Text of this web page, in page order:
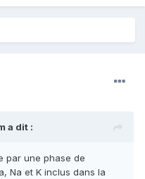
a dit :
par une phase de
Na et K inclus dans la